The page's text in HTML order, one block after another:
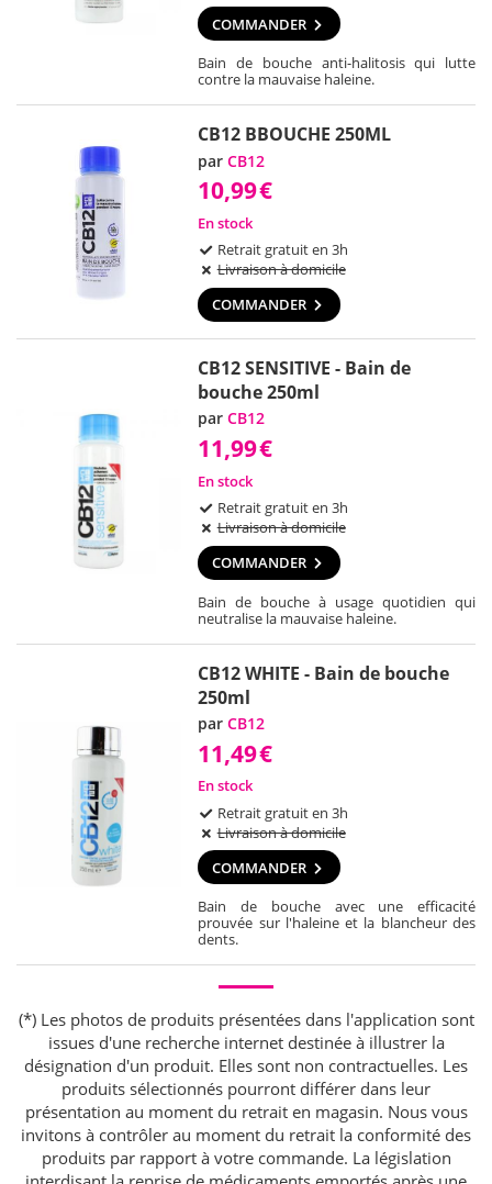
COMMANDER
Bain de bouche anti-halitosis qui lutte
contre la mauvaise haleine.
CB12 BBOUCHE 250ML
parCB12
10,99€
En stock
Retrait gratuit en 3h
Livraison à domicile
COMMANDER
CB12 SENSITIVE - Bain de
bouche 250ml
parCB12
11,99€
En stock
Retrait gratuit en 3h
Livraison à domicile
COMMANDER
Bain de bouche à usage quotidien qui
neutralise la mauvaise haleine.
CB12 WHITE - Bain de bouche
250ml
parCB12
11,49€
En stock
Retrait gratuit en 3h
Livraison à domicile
COMMANDER
Bain de bouche avec une efficacité
prouvée sur l'haleine et la blancheur des
dents.
(*) Les photos de produits présentées dans l'application sont
issues d'une recherche internet destinée à illustrer la
désignation d'un produit. Elles sont non contractuelles. Les
produits sélectionnés pourront différer dans leur
présentation au moment du retrait en magasin. Nous vous
invitons à contrôler au moment du retrait la conformité des
produits par rapport à votre commande. La législation